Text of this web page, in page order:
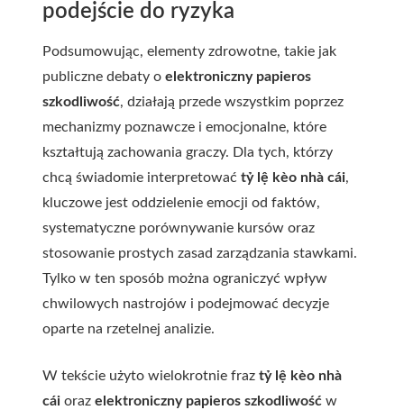
podejście do ryzyka
Podsumowując, elementy zdrowotne, takie jak
publiczne debaty o elektroniczny papieros
szkodliwość, działają przede wszystkim poprzez
mechanizmy poznawcze i emocjonalne, które
kształtują zachowania graczy. Dla tych, którzy
chcą świadomie interpretować tỷ lệ kèo nhà cái,
kluczowe jest oddzielenie emocji od faktów,
systematyczne porównywanie kursów oraz
stosowanie prostych zasad zarządzania stawkami.
Tylko w ten sposób można ograniczyć wpływ
chwilowych nastrojów i podejmować decyzje
oparte na rzetelnej analizie.
W tekście użyto wielokrotnie fraz tỷ lệ kèo nhà
cái oraz elektroniczny papieros szkodliwość w